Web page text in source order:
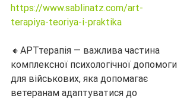
https://www.sablinatz.com/art-
terapiya-teoriya-i-praktika
🔸АРТтерапія — важлива частина
комплексної психологічної допомоги
для військових, яка допомагає
ветеранам адаптуватися до